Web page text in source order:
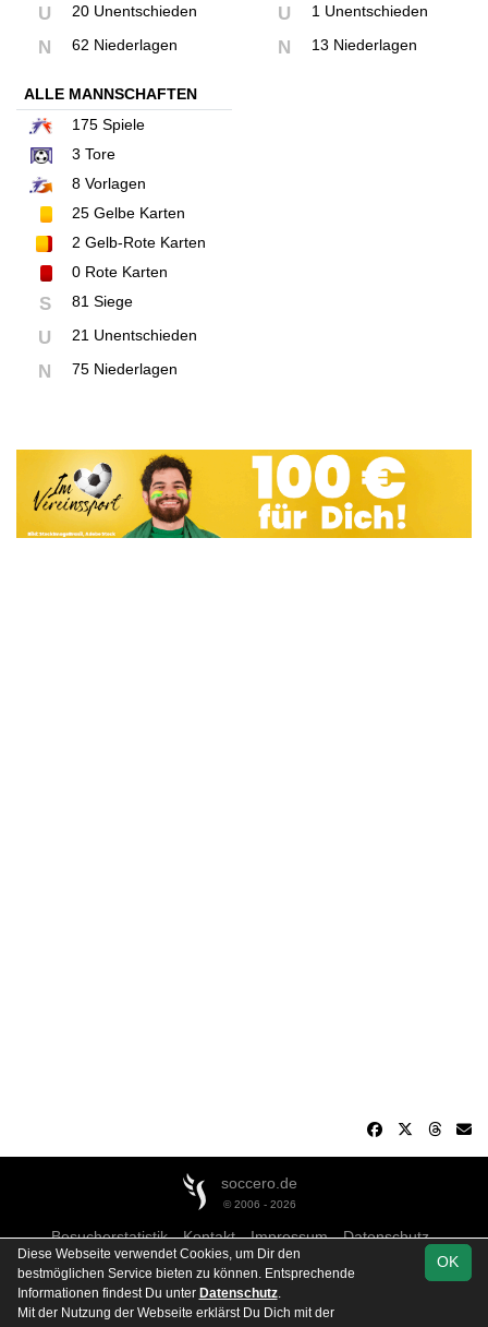
U 20 Unentschieden
N 62 Niederlagen
U 1 Unentschieden
N 13 Niederlagen
ALLE MANNSCHAFTEN
175 Spiele
3 Tore
8 Vorlagen
25 Gelbe Karten
2 Gelb-Rote Karten
0 Rote Karten
S 81 Siege
U 21 Unentschieden
N 75 Niederlagen
soccero.de
© 2006 - 2026
Besucherstatistik Kontakt Impressum
Datenschutz
OK
Diese Webseite verwendet Cookies, um Dir den
bestmöglichen Service bieten zu können. Entsprechende
Informationen findest Du unter Datenschutz.
Mit der Nutzung der Webseite erklärst Du Dich mit der